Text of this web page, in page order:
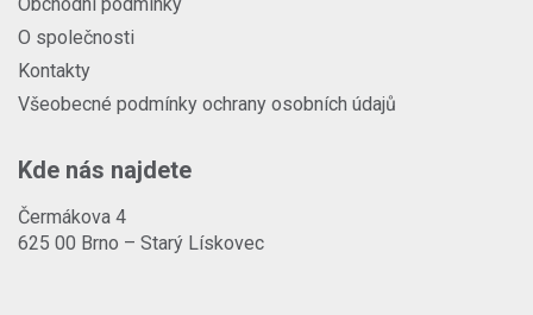
O společnosti
Kontakty
Všeobecné podmínky ochrany osobních údajů
Kde nás najdete
Čermákova 4
625 00 Brno – Starý Lískovec